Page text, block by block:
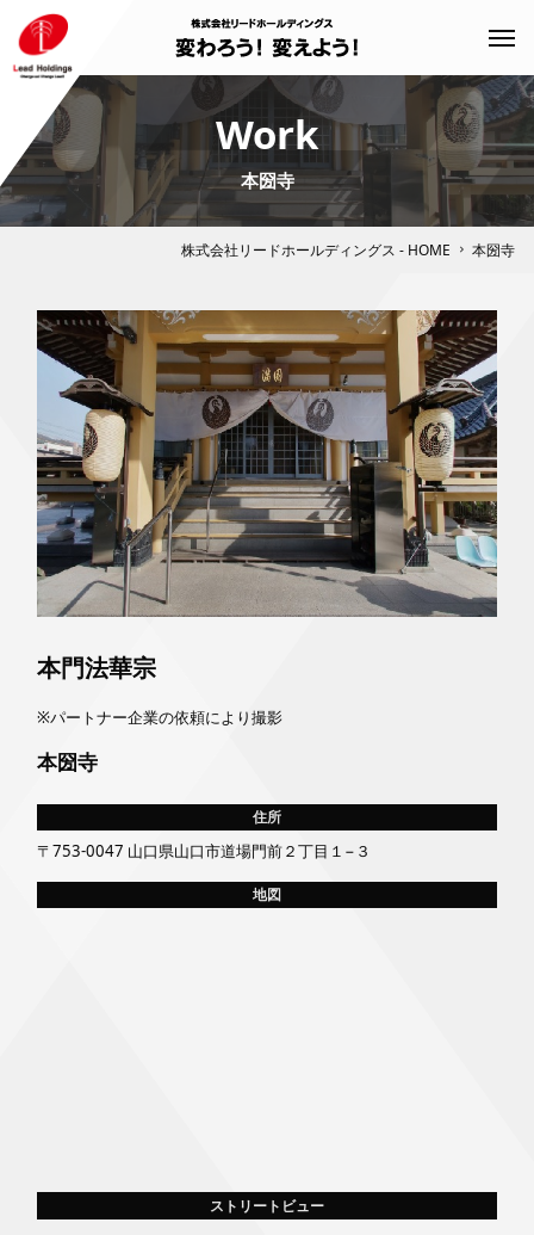
Work
本圀寺
株式会社リードホールディングス - HOME 本圀寺
本門法華宗
※パートナー企業の依頼により撮影
本圀寺
住所
〒753-0047 山口県山口市道場門前２丁目１−３
地図
ストリートビュー